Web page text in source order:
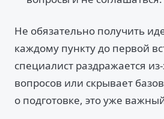
Не обязательно получить
каждому пункту до первой
специалист раздражается
вопросов или скрывает
о подготовке, это уже